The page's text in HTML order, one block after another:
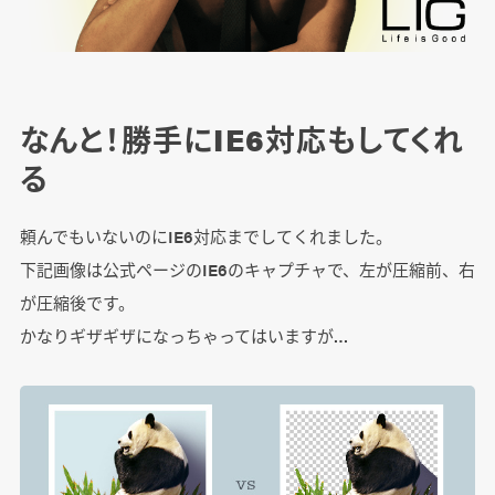
なんと！勝手にIE6対応もしてくれ
る
頼んでもいないのにIE6対応までしてくれました。
下記画像は公式ページのIE6のキャプチャで、左が圧縮前、右
が圧縮後です。
かなりギザギザになっちゃってはいますが…